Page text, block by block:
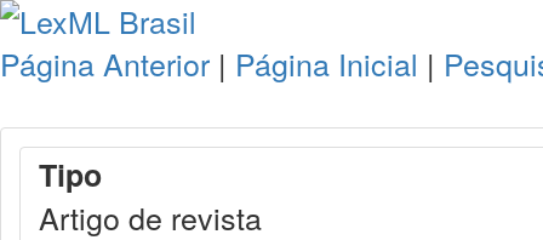
Página Anterior | Página Inicial |
Tipo
Artigo de revista